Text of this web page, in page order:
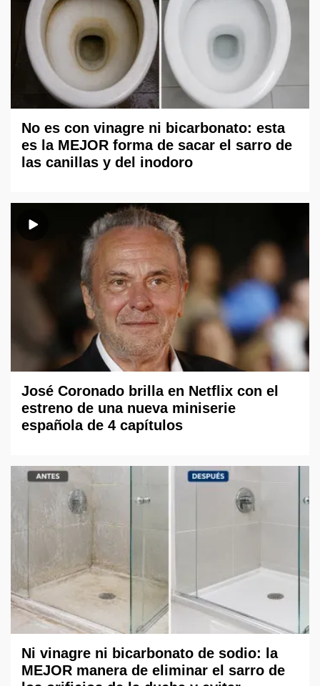
No es con vinagre ni bicarbonato: esta
es la MEJOR forma de sacar el sarro de
las canillas y del inodoro
José Coronado brilla en Netflix con el
estreno de una nueva miniserie
española de 4 capítulos
Ni vinagre ni bicarbonato de sodio: la
MEJOR manera de eliminar el sarro de